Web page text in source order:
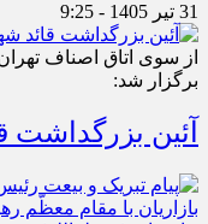
31 تیر 1405 - 9:25
از سوی اتاق اصناف
برگزار شد:
آئین بزرگداشت